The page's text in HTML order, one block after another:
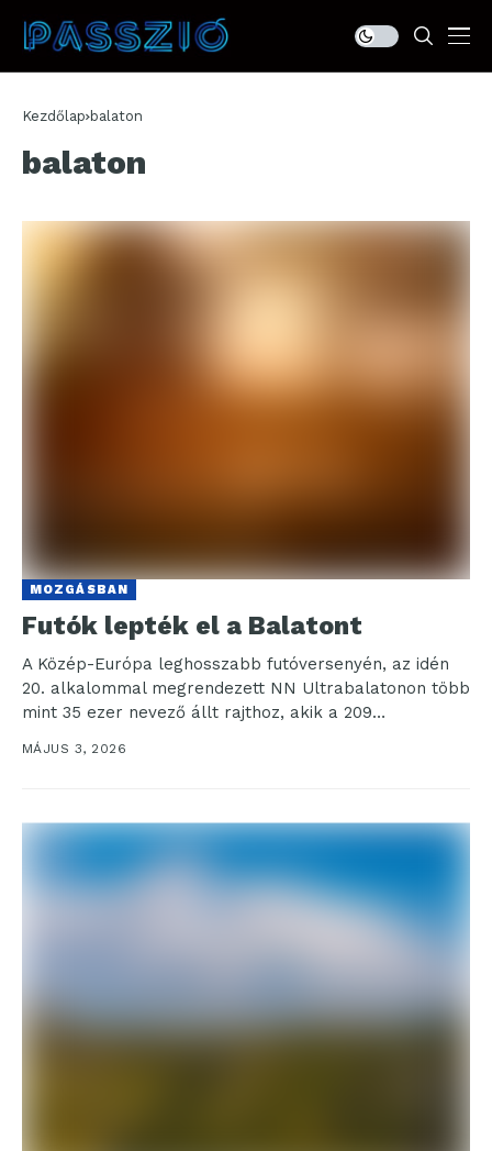
Kezdőlap balaton
balaton
MOZGÁSBAN
Futók lepték el a Balatont
A Közép-Európa leghosszabb futóversenyén, az idén
20. alkalommal megrendezett NN Ultrabalatonon több
mint 35 ezer nevező állt rajthoz, akik a 209
kilométeres tókerülő...
MÁJUS 3, 2026